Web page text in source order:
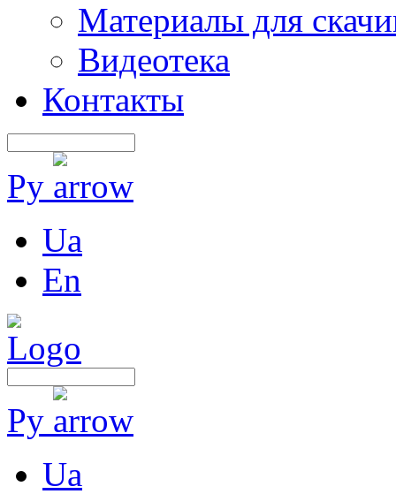
Материалы для
Видеотека
Контакты
Ру
Ua
En
Ру
Ua